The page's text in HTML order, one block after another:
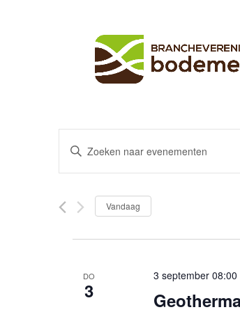
Evenementen
Zoeken
weergeven
Vul
in.
Zoek
keyword.
Vandaag
DO
3
3 september 08:00